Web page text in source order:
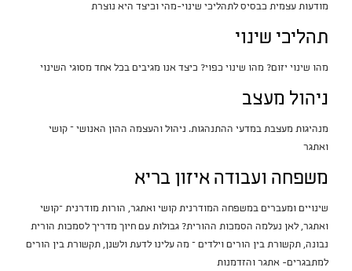
מודעות עצמית כבסיס לתהליכי שינוי-מהי וכיצד היא נוצרת
תהליכי שינוי
מהו שינוי יזום? מהו שינוי כפוי? כיצד אנו מגיבים בכל אחד מסוגי השינוי
ניהול מעצב
מנהיגות מעצבת במדעי ההתנהגות. ניהול והעצמה ההון האנושי – קושי
ואתגר
משפחה ועבודה איזון בריא
שינויים ומעברים במשפחה המודרנית קושי ואתגר, הורות מודרנית –קושי
ואתגר, לאן נעלמה הסמכות ההורית? גבולות עם חיוך מדריך לסמכות הורית
נבונה, תקשורת בין הורים וילדים – מה עלינו לדעת ולשנן, תקשורת בין הורים
למתבגרים- אתגר והזדמנות